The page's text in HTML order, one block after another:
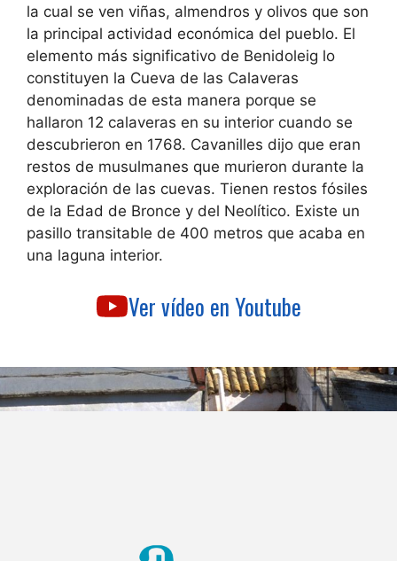
la cual se ven viñas, almendros y olivos que son
la principal actividad económica del pueblo. El
elemento más significativo de Benidoleig lo
constituyen la Cueva de las Calaveras
denominadas de esta manera porque se
hallaron 12 calaveras en su interior cuando se
descubrieron en 1768. Cavanilles dijo que eran
restos de musulmanes que murieron durante la
exploración de las cuevas. Tienen restos fósiles
de la Edad de Bronce y del Neolítico. Existe un
pasillo transitable de 400 metros que acaba en
una laguna interior.
Ver vídeo en Youtube